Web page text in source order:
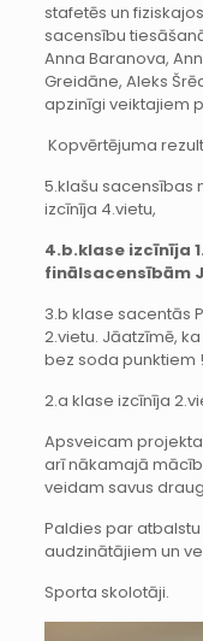
stafetēs un
sacensību
Anna Baranova,
Greidāne, Aleks
apzinīgi veiktajiem
Kopvērtējuma
5.klašu sacensības
izcīnīja 4.vietu,
4.b.klase izcīnīja
finālsacensībām
3.b klase sacentās
2.vietu. Jāatzīmē,
bez soda punktiem !
2.a klase izcīnīja
Apsveicam
arī nākamajā
veidam savus
Paldies par
audzinātājiem un
Sporta skolotāji.